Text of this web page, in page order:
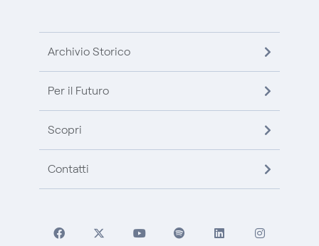
Archivio Storico
Per il Futuro
Scopri
Contatti